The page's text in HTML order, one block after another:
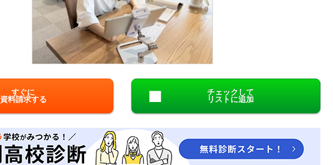
九州・沖縄
閉じる
すぐに
資料請求する
チェックして
リストに追加